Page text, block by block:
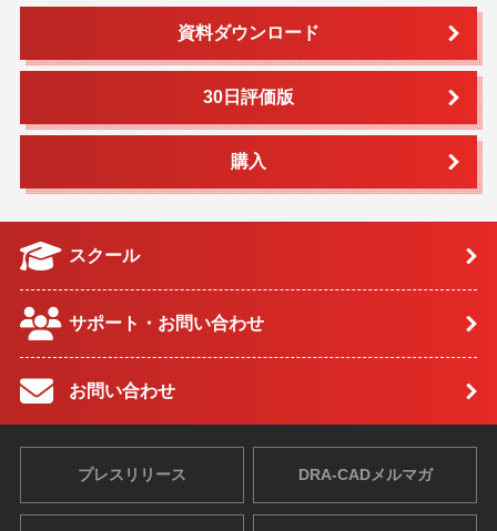
資料ダウンロード
30日評価版
購入
スクール
サポート・お問い合わせ
お問い合わせ
プレスリリース DRA-CADメルマガ